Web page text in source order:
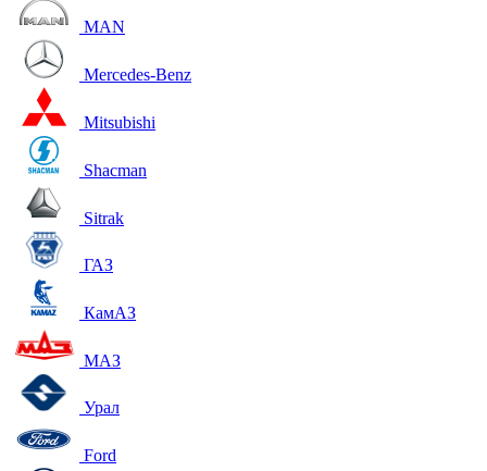
MAN
Mercedes-Benz
Mitsubishi
Shacman
Sitrak
ГАЗ
КамАЗ
МАЗ
Урал
Ford